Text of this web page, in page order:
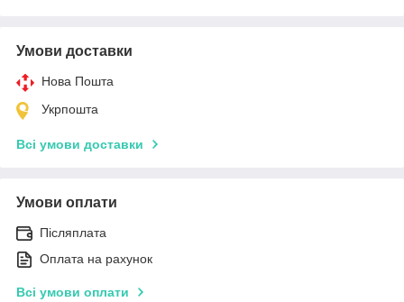
Умови доставки
Нова Пошта
Укрпошта
Всі умови доставки
Умови оплати
Післяплата
Оплата на рахунок
Всі умови оплати